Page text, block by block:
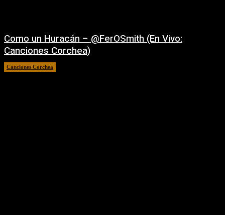
Como un Huracán – ‪@FerOSmith‬ (En Vivo:
Canciones Corchea)
Canciones Corchea